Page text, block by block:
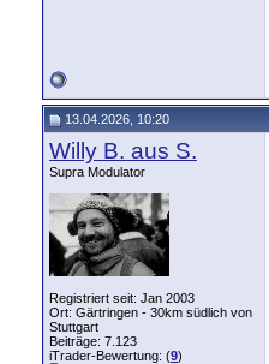
13.04.2026, 10:20
Willy B. aus S.
Supra Modulator
Registriert seit: Jan 2003
Ort: Gärtringen - 30km südlich von
Stuttgart
Beiträge: 7.123
iTrader-Bewertung: (9)